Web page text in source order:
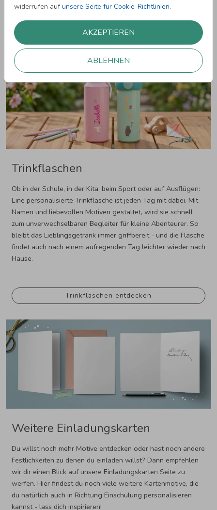
widerrufen aufunsere Seite für Cookie-Richtlinien.
AKZEPTIEREN
ABLEHNEN
Brotdosen gestalten
Trinkflaschen
Ob in der Schule, in der Kita, beim Sport oder auf Ausflügen:
Eine personalisierte Trinkflasche ist jeden Tag mit dabei. Mit
Namen und liebevollen Motiven gestaltet, wird sie schnell
zum unverwechselbaren Begleiter für kleine Abenteurer. So
bleibt das Lieblingsgetränk immer griffbereit - und die Flasche
findet auch nach einem aufregenden Tag leichter wieder nach
Hause.
Trinkflaschen entdecken
Weitere Einladungskarten
Du willst noch mehr Motive entdecken oder hast noch andere
Festlichkeiten zu denen du einladen willst? Dann empfehlen
wir dir einen Blick auf unsere Einladungskarten Seite zu
werfen. Hier findest du noch viele weitere Kartenmotive, die
du natürlich auch in Richtung Einschulung personalisieren
kannst - lass dich inspirieren!